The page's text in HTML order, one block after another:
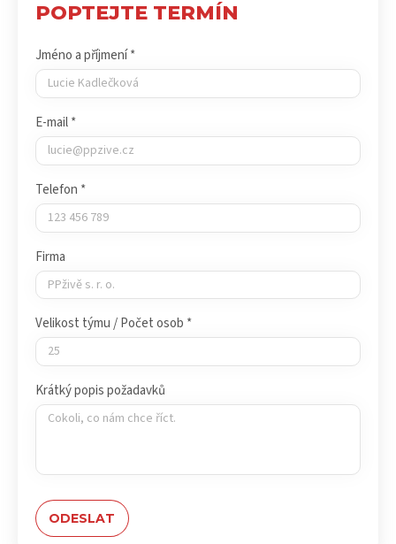
POPTEJTE TERMÍN
Jméno a příjmení *
E-mail *
Telefon *
Firma
Velikost týmu / Počet osob *
Krátký popis požadavků